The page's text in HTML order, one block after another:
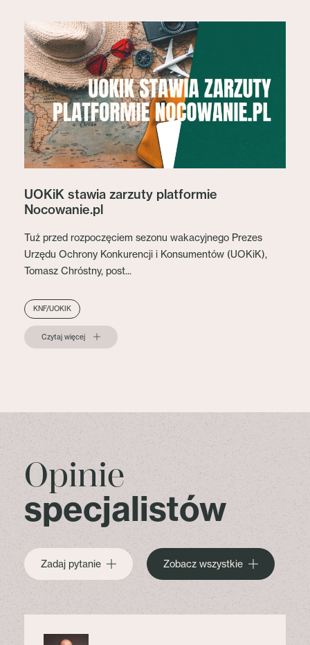
UOKiK stawia zarzuty platformie
Nocowanie.pl
Tuż przed rozpoczęciem sezonu wakacyjnego Prezes
Urzędu Ochrony Konkurencji i Konsumentów (UOKiK),
Tomasz Chróstny, post...
KNF/UOKIK
Czytaj więcej
Opinie
specjalistów
Zadaj pytanie Zobacz wszystkie